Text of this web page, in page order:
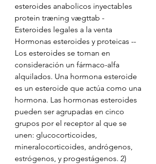
esteroides anabolicos inyectables
protein træning vægttab -
Esteroides legales a la venta
Hormonas esteroides y proteicas --
Los esteroides se toman en
consideración un fármaco-alfa
alquilados. Una hormona esteroide
es un esteroide que actúa como una
hormona. Las hormonas esteroides
pueden ser agrupadas en cinco
grupos por el receptor al que se
unen: glucocorticoides,
mineralocorticoides, andrógenos,
estrógenos, y progestágenos. 2)